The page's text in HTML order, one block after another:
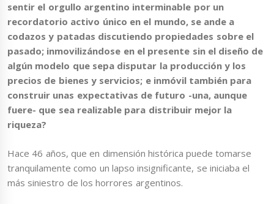
sentir el orgullo argentino interminable por un
recordatorio activo único en el mundo, se ande a
codazos y patadas discutiendo propiedades sobre el
pasado; inmovilizándose en el presente sin el diseño de
algún modelo que sepa disputar la producción y los
precios de bienes y servicios; e inmóvil también para
construir unas expectativas de futuro -una, aunque
fuere- que sea realizable para distribuir mejor la
riqueza?
Hace 46 años, que en dimensión histórica puede tomarse
tranquilamente como un lapso insignificante, se iniciaba el
más siniestro de los horrores argentinos.